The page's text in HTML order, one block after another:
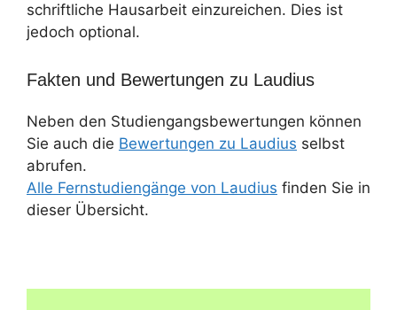
schriftliche Hausarbeit einzureichen. Dies ist
jedoch optional.
Fakten und Bewertungen zu Laudius
Neben den Studiengangsbewertungen können
Sie auch die Bewertungen zu Laudius selbst
abrufen.
Alle Fernstudiengänge von Laudius finden Sie in
dieser Übersicht.